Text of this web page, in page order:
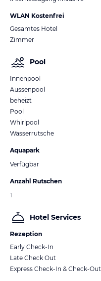
WLAN Kostenfrei
Gesamtes Hotel
Zimmer
Pool
Innenpool
Aussenpool
beheizt
Pool
Whirlpool
Wasserrutsche
Aquapark
Verfügbar
Anzahl Rutschen
1
Hotel Services
Rezeption
Early Check-In
Late Check Out
Express Check-In & Check-Out